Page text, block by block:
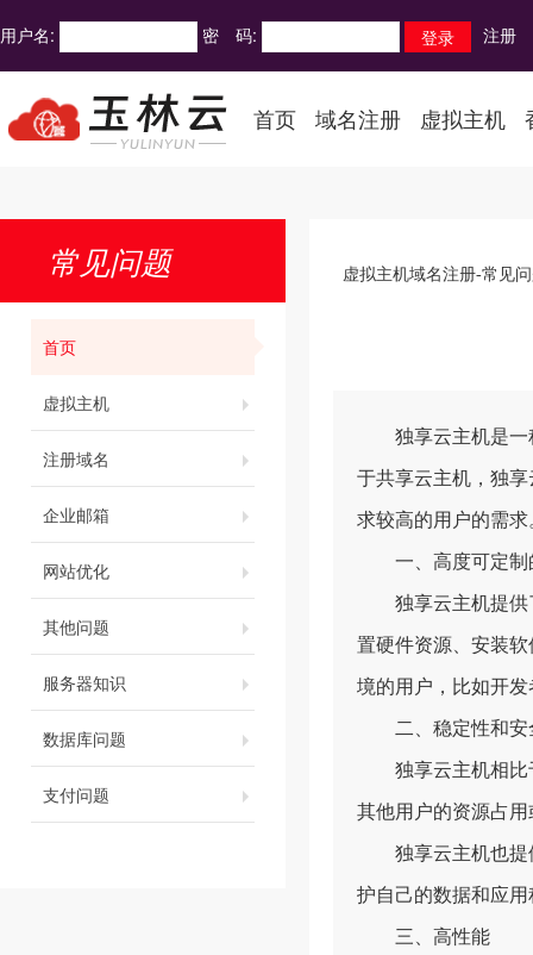
用户名: 密 码: 注册
首页 域名注册 虚拟主机
常见问题
首页
虚拟主机
注册域名
企业邮箱
网站优化
其他问题
服务器知识
数据库问题
支付问题
虚拟主机域名注册-常见
独享云主机是一
于共享云主机，独
求较高的用户的需求
一、高度可定制
独享云主机提
置硬件资源、安装
境的用户，比如开
二、稳定性和安
独享云主机相比
其他用户的资源占
独享云主机也提
护自己的数据和应
三、高性能